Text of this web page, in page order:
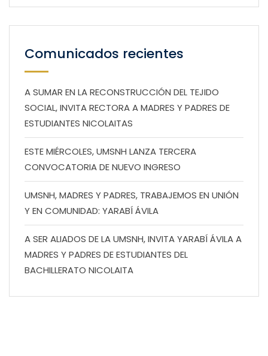
Comunicados recientes
A SUMAR EN LA RECONSTRUCCIÓN DEL TEJIDO
SOCIAL, INVITA RECTORA A MADRES Y PADRES DE
ESTUDIANTES NICOLAITAS
ESTE MIÉRCOLES, UMSNH LANZA TERCERA
CONVOCATORIA DE NUEVO INGRESO
UMSNH, MADRES Y PADRES, TRABAJEMOS EN UNIÓN
Y EN COMUNIDAD: YARABÍ ÁVILA
A SER ALIADOS DE LA UMSNH, INVITA YARABÍ ÁVILA A
MADRES Y PADRES DE ESTUDIANTES DEL
BACHILLERATO NICOLAITA